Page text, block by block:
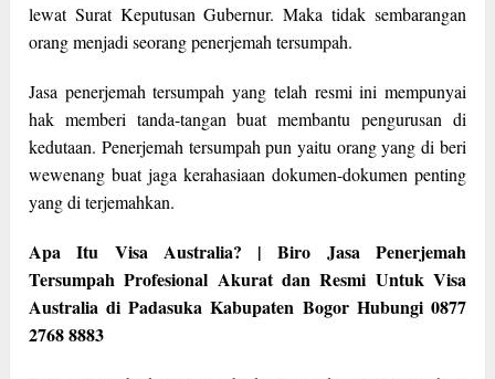
lewat Surat Keputusan Gubernur. Maka tidak sembarangan
orang menjadi seorang penerjemah tersumpah.
Jasa penerjemah tersumpah yang telah resmi ini mempunyai
hak memberi tanda-tangan buat membantu pengurusan di
kedutaan. Penerjemah tersumpah pun yaitu orang yang di beri
wewenang buat jaga kerahasiaan dokumen-dokumen penting
yang di terjemahkan.
Apa Itu Visa Australia? | Biro Jasa Penerjemah
Tersumpah Profesional Akurat dan Resmi Untuk Visa
Australia di Padasuka Kabupaten Bogor Hubungi 0877
2768 8883